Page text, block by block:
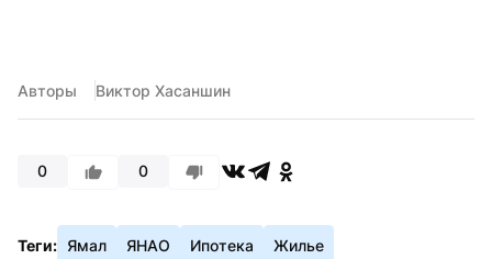
Авторы Виктор Хасаншин
0 0
Теги: Ямал ЯНАО Ипотека Жилье